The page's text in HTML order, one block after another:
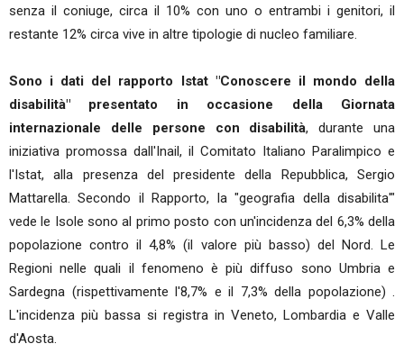
senza il coniuge, circa il 10% con uno o entrambi i genitori, il
restante 12% circa vive in altre tipologie di nucleo familiare.
Sono i dati del rapporto Istat "Conoscere il mondo della
disabilità" presentato in occasione della Giornata
internazionale delle persone con disabilità, durante una
iniziativa promossa dall'Inail, il Comitato Italiano Paralimpico e
l'Istat, alla presenza del presidente della Repubblica, Sergio
Mattarella. Secondo il Rapporto, la "geografia della disabilita'"
vede le Isole sono al primo posto con un'incidenza del 6,3% della
popolazione contro il 4,8% (il valore più basso) del Nord. Le
Regioni nelle quali il fenomeno è più diffuso sono Umbria e
Sardegna (rispettivamente l'8,7% e il 7,3% della popolazione) .
L'incidenza più bassa si registra in Veneto, Lombardia e Valle
d'Aosta.